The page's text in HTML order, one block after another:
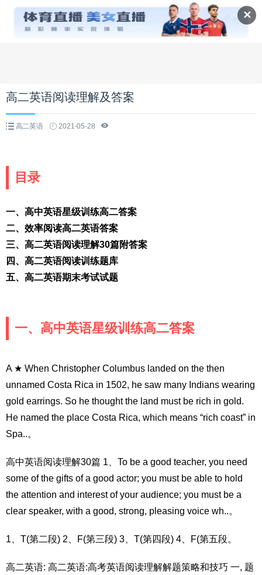
✕
高二英语阅读理解及答案
高二英语 2021-05-28
目录
一、高中英语星级训练高二答案
二、效率阅读高二英语答案
三、高二英语阅读理解30篇附答案
四、高二英语阅读训练题库
五、高二英语期末考试试题
一、高中英语星级训练高二答案
A ★ When Christopher Columbus landed on the then
unnamed Costa Rica in 1502, he saw many Indians wearing
gold earrings. So he thought the land must be rich in gold.
He named the place Costa Rica, which means “rich coast” in
Spa..。
高中英语阅读理解30篇 1、To be a good teacher, you need
some of the gifts of a good actor; you must be able to hold
the attention and interest of your audience; you must be a
clear speaker, with a good, strong, pleasing voice wh..。
1、T(第二段) 2、F(第三段) 3、T(第四段) 4、F(第五段。
高二英语: 高二英语:高考英语阅读理解解题策略和技巧 一, 题